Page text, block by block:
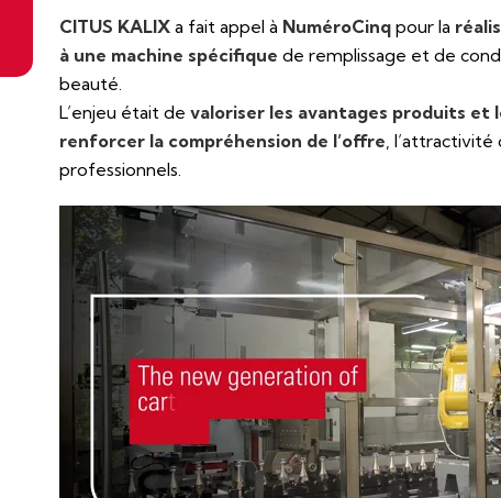
CITUS KALIX a fait appel à NuméroCinq pour la
à une machine spécifique de remplissage et de
beauté.
L’enjeu était de valoriser les avantages produits
renforcer la compréhension de l’offre ,
professionnels.